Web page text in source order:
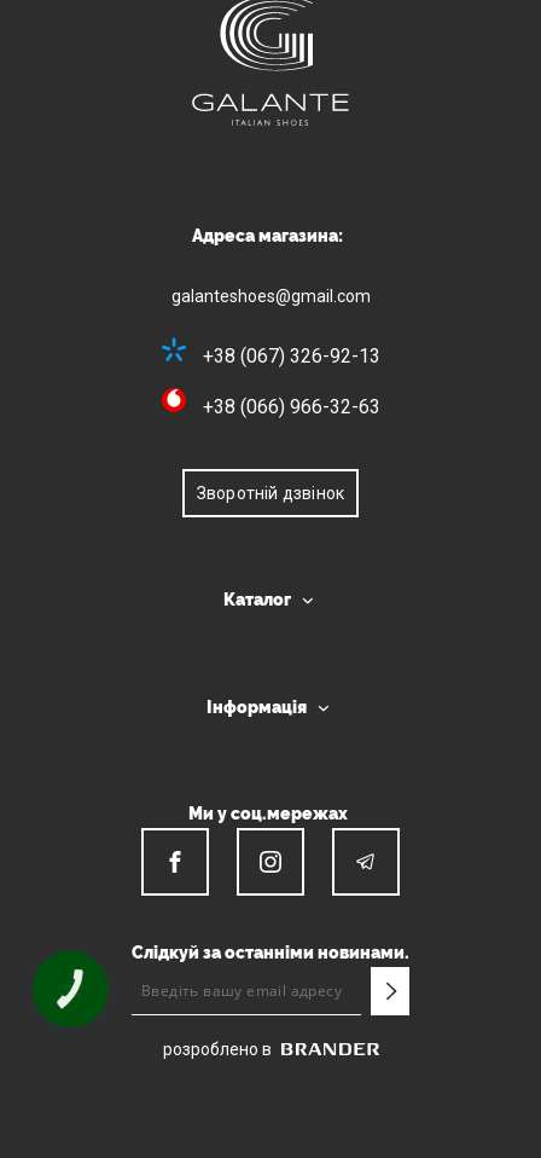
Адреса магазина:
galanteshoes@gmail.com
+38 (067) 326-92-13
+38 (066) 966-32-63
Зворотній дзвінок
Каталог
Інформація
Ми у соц.мережах
Слідкуй за останніми новинами.
розроблено в
КНОПКА
ЗВ'ЯЗКУ